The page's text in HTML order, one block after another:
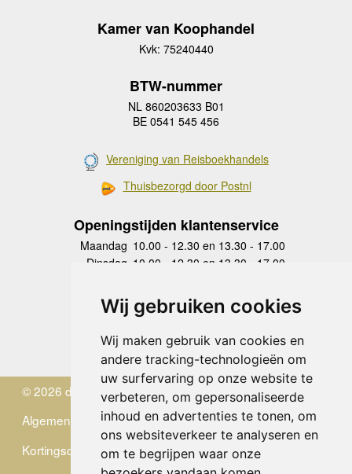
Wij gebruiken cookies
Wij maken gebruik van cookies en
andere tracking-technologieën om
uw surfervaring op onze website te
verbeteren, om gepersonaliseerde
inhoud en advertenties te tonen, om
ons websiteverkeer te analyseren en
om te begrijpen waar onze
Kamer van Koophandel
Kvk: 75240440
BTW-nummer
NL 860203633 B01
BE 0541 545 456
Vereniging van Reisboekhandels
Thuisbezorgd door Postnl
Openingstijden klantenservice
Maandag 10.00 - 12.30 en 13.30 - 17.00
Dinsdag 10.00 - 12.30 en 13.30 - 17.00
Donderdag
10.00 - 12.30 en 13.30 - 17.00
Vrijdag 10.00 - 12.30 en 13.30 - 17.00
Zaterdag
gesloten
Zondag gesloten
© 2026 de Zwerver
Algemene Voorwaarden
Kortingscode